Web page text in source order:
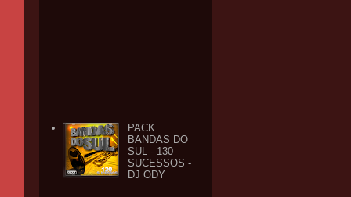
PACK
BANDAS DO
SUL - 130
SUCESSOS -
DJ ODY